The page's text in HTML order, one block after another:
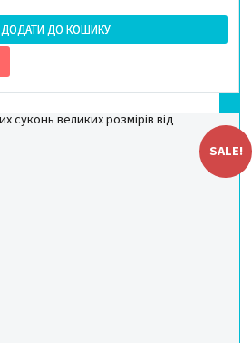
ДОДАТИ ДО КОШИКУ
SALE!